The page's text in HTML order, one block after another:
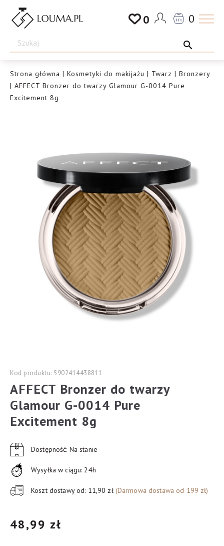
Przejdź
Drogeria
Louma.pl
0 0
Strona główna | Kosmetyki do makijażu | Twarz | Bronzery
| AFFECT Bronzer do twarzy Glamour G-0014 Pure
Excitement 8g
Kod produktu: 5902414438811
AFFECT Bronzer do twarzy
Glamour G-0014 Pure
Excitement 8g
Dostępność: Na stanie
Wysyłka w ciągu: 24h
Koszt dostawy od: 11,90 zł (Darmowa dostawa od 199 zł)
48,99 zł